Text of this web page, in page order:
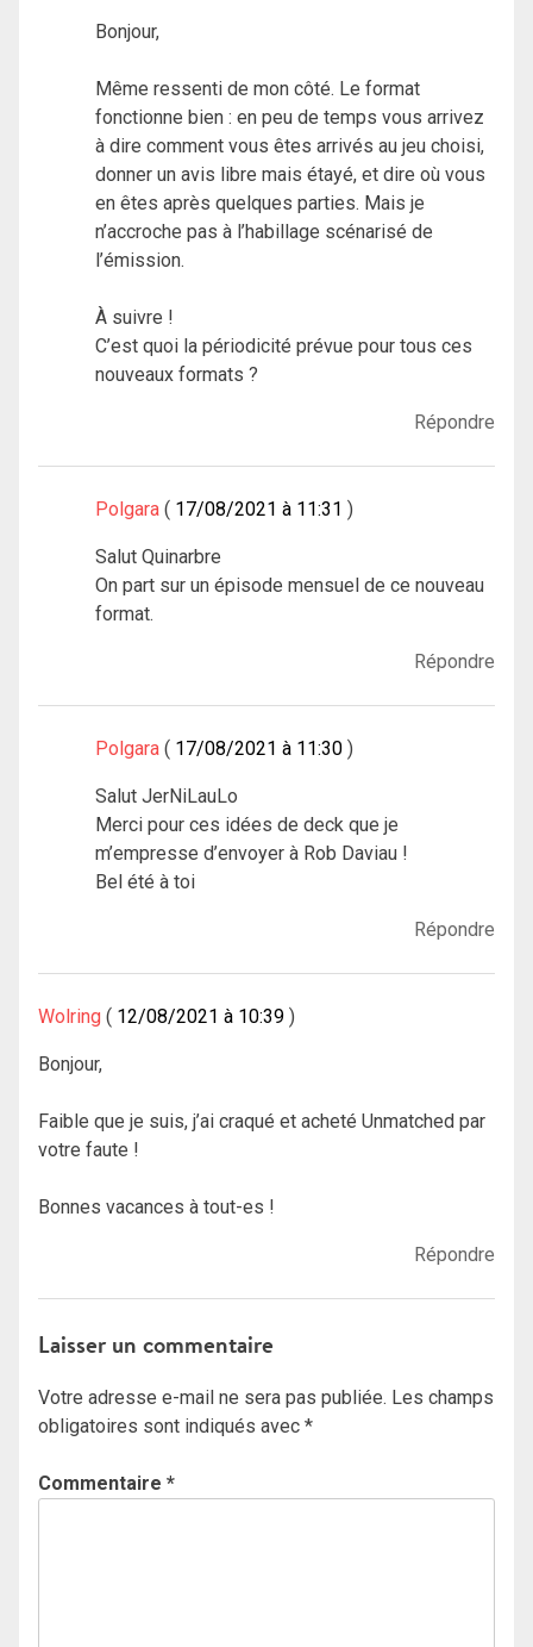
Bonjour,
Même ressenti de mon côté. Le format
fonctionne bien : en peu de temps vous arrivez
à dire comment vous êtes arrivés au jeu choisi,
donner un avis libre mais étayé, et dire où vous
en êtes après quelques parties. Mais je
n’accroche pas à l’habillage scénarisé de
l’émission.
À suivre !
C’est quoi la périodicité prévue pour tous ces
nouveaux formats ?
Répondre
Polgara 17/08/2021 à 11:31
Salut Quinarbre
On part sur un épisode mensuel de ce nouveau
format.
Répondre
Polgara 17/08/2021 à 11:30
Salut JerNiLauLo
Merci pour ces idées de deck que je
m’empresse d’envoyer à Rob Daviau !
Bel été à toi
Répondre
Wolring 12/08/2021 à 10:39
Bonjour,
Faible que je suis, j’ai craqué et acheté Unmatched par
votre faute !
Bonnes vacances à tout-es !
Répondre
Laisser un commentaire
Votre adresse e-mail ne sera pas publiée. Les champs
obligatoires sont indiqués avec *
Commentaire *